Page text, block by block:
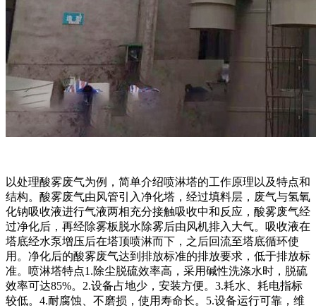
以处理酸雾废气为例，简单介绍喷淋塔的工作原理以及特点和
结构。酸雾废气由风管引入净化塔，经过填料层，废气与氢氧
化钠吸收液进行气液两相充分接触吸收中和反应，酸雾废气经
过净化后，再经除雾板脱水除雾后由风机排入大气。吸收液在
塔底经水泵增压后在塔顶喷淋而下，之后回流至塔底循环使
用。净化后的酸雾废气达到排放标准的排放要求，低于排放标
准。喷淋塔特点1.除尘脱硫效率高，采用碱性洗涤水时，脱硫
效率可达85%。2.设备占地少，安装方便。3.耗水、耗电指标
较低。4.耐腐蚀、不磨损，使用寿命长。5.设备运行可靠，维